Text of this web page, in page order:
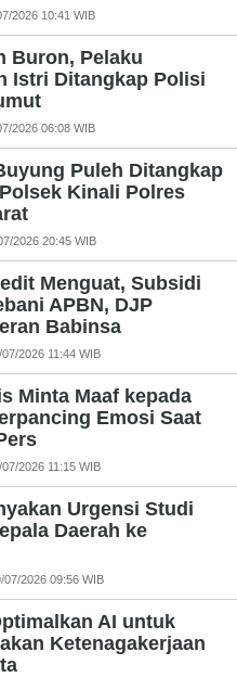
2026 10:41 WIB
Buron, Pelaku
Istri Ditangkap Polisi
2026 06:08 WIB
Puleh Ditangkap
Kinali Polres
2026 20:45 WIB
Menguat, Subsidi
APBN, DJP
Babinsa
2026 11:44 WIB
Minta Maaf kepada
Emosi Saat
2026 11:15 WIB
Urgensi Studi
Daerah ke
07/2026 09:56 WIB
AI untuk
Ketenagakerjaan